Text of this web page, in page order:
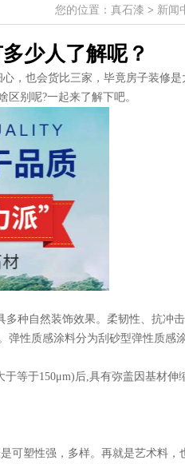
您的位置： 真石漆 > 新闻
少人了解呢？
，也会货比三家，毕竟房子装修是
别呢?一起来了解下吧。
种自然装饰效果。柔韧性、抗冲
弹性质感涂料分为刮砂型弹性质感
等于150μm)后,具有弥盖因基材伸
塑性强，多样。再就是艺术料，